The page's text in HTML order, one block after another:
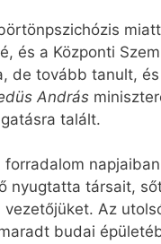
és a Központi
de tovább tanult,
András
talált.
nyugtatta társait,
Az
budai